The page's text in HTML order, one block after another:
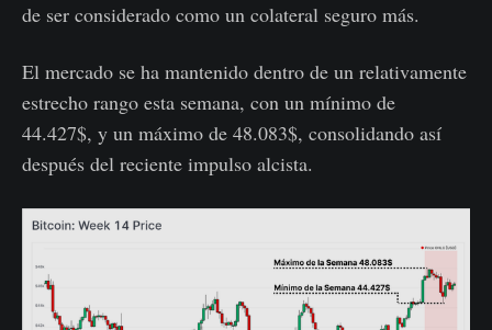
de ser considerado como un colateral seguro más.
El mercado se ha mantenido dentro de un relativamente
estrecho rango esta semana, con un mínimo de
44.427$, y un máximo de 48.083$, consolidando así
después del reciente impulso alcista.